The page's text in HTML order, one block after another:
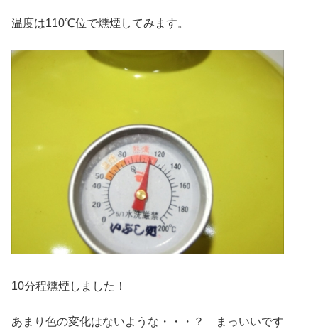
温度は110℃位で燻煙してみます。
10分程燻煙しました！
あまり色の変化はないような・・・？ まっいいです